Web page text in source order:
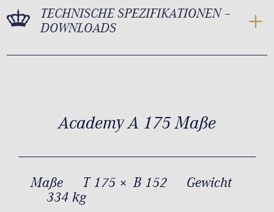
TECHNISCHE SPEZIFIKATIONEN –
DOWNLOADS
Academy A 175 Maße
Maße T 175 × B 152
Gewicht
334 kg